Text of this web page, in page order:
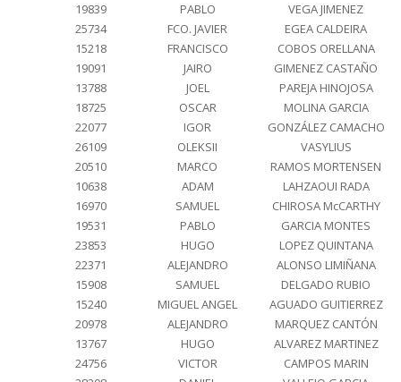
19839
PABLO
VEGA JIMENEZ
25734
FCO. JAVIER
EGEA CALDEIRA
15218
FRANCISCO
COBOS ORELLANA
19091
JAIRO
GIMENEZ CASTAÑO
13788
JOEL
PAREJA HINOJOSA
18725
OSCAR
MOLINA GARCIA
22077
IGOR
GONZÁLEZ CAMACHO
26109
OLEKSII
VASYLIUS
20510
MARCO
RAMOS MORTENSEN
10638
ADAM
LAHZAOUI RADA
16970
SAMUEL
CHIROSA McCARTHY
19531
PABLO
GARCIA MONTES
23853
HUGO
LOPEZ QUINTANA
22371
ALEJANDRO
ALONSO LIMIÑANA
15908
SAMUEL
DELGADO RUBIO
15240
MIGUEL ANGEL
AGUADO GUITIERREZ
20978
ALEJANDRO
MARQUEZ CANTÓN
13767
HUGO
ALVAREZ MARTINEZ
24756
VICTOR
CAMPOS MARIN